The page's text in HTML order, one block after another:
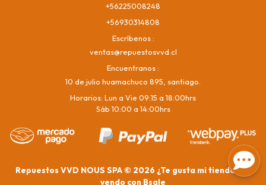
+56225008248
+56930314808
Escríbenos
ventas@repuestosvvd.cl
Encuentranos
10 de julio huamachuco 895, santiago.
Horarios: Lun a Vie 09:15 a 18:00hrs
Sáb 10:00 a 14:00hrs
Repuestos VVD NOUS SPA © 2026 ¿Te gusta mi tienda? Yo
vendo con Bsale